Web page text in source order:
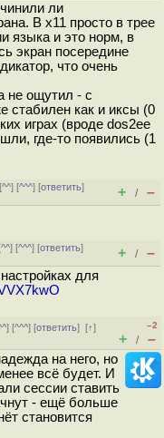
ли
В x11 просто в трее
языка и это норм, в
экран посередине
что очень
не ощутил - с
стабилен как и иксы (0
играх (вроде dos2ee
где-то появились (1
^^] [^^^] [ответить]
+ / –
^^] [^^^] [ответить]
+ / –
для
] [^^^] [ответить][↑]
–2
+ / –
на него, но
всё будет. И
сессии ставить
- ещё больше
становится